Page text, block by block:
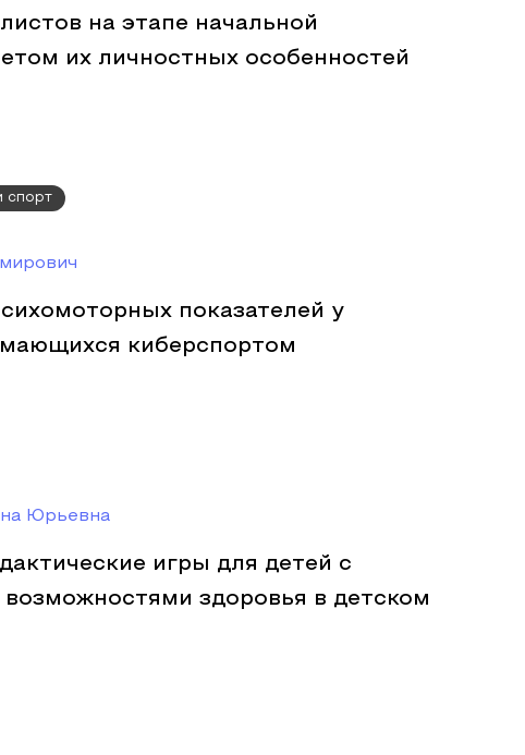
на этапе начальной
их личностных особенностей
спорт
показателей у
киберспортом
Юрьевна
игры для детей с
здоровья в детском